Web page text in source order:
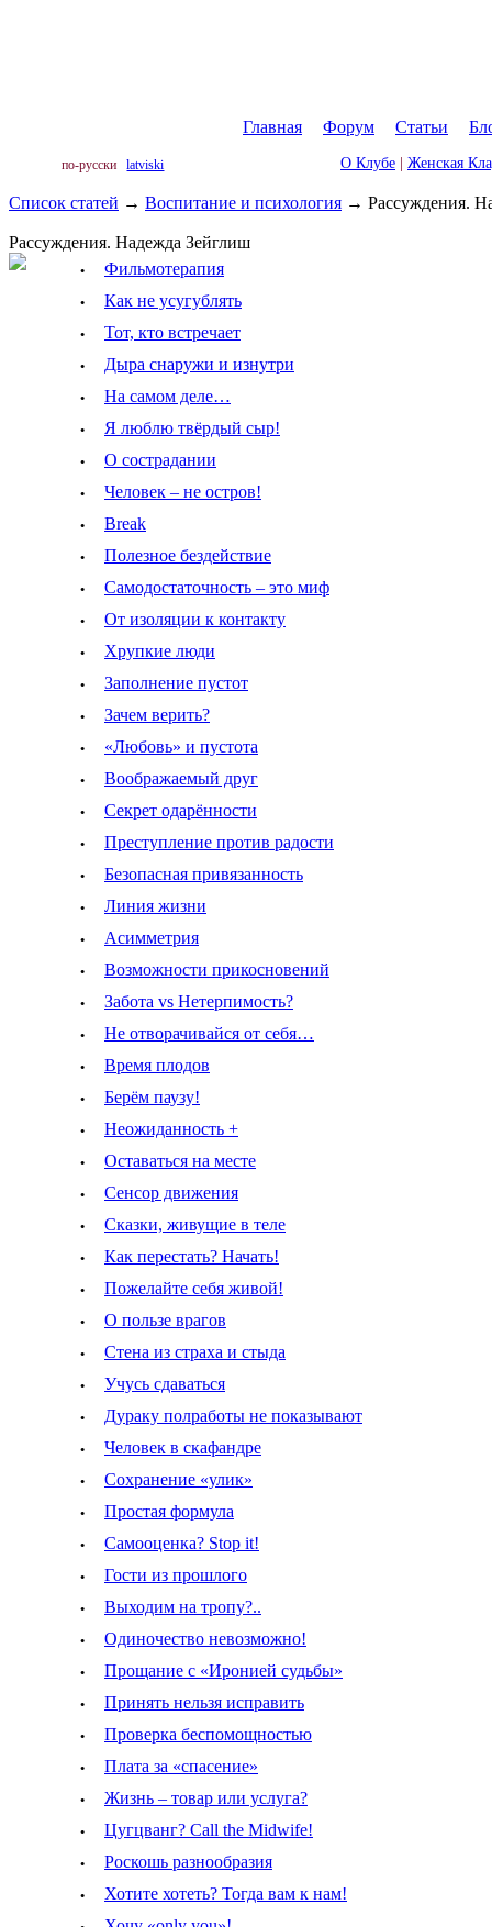
Главная Форум Статьи
по-русски latviski О Клубе Женская
Список статей → Воспитание и психология → Рассуждения.
Рассуждения. Надежда Зейглиш
· Фильмотерапия
· Как не усугублять
· Тот, кто встречает
· Дыра снаружи и изнутри
· На самом деле…
· Я люблю твёрдый сыр!
· О сострадании
· Человек – не остров!
· Break
· Полезное бездействие
· Самодостаточность – это миф
· От изоляции к контакту
· Хрупкие люди
· Заполнение пустот
· Зачем верить?
· «Любовь» и пустота
· Воображаемый друг
· Секрет одарённости
· Преступление против радости
· Безопасная привязанность
· Линия жизни
· Асимметрия
· Возможности прикосновений
· Забота vs Нетерпимость?
· Не отворачивайся от себя…
· Время плодов
· Берём паузу!
· Неожиданность +
· Оставаться на месте
· Сенсор движения
· Сказки, живущие в теле
· Как перестать? Начать!
· Пожелайте себя живой!
· О пользе врагов
· Стена из страха и стыда
· Учусь сдаваться
· Дураку полработы не показывают
· Человек в скафандре
· Сохранение «улик»
· Простая формула
· Самооценка? Stop it!
· Гости из прошлого
· Выходим на тропу?..
· Одиночество невозможно!
· Прощание с «Иронией судьбы»
· Принять нельзя исправить
· Проверка беспомощностью
· Плата за «спасение»
· Жизнь – товар или услуга?
· Цугцванг? Call the Midwife!
· Роскошь разнообразия
· Хотите хотеть? Тогда вам к нам!